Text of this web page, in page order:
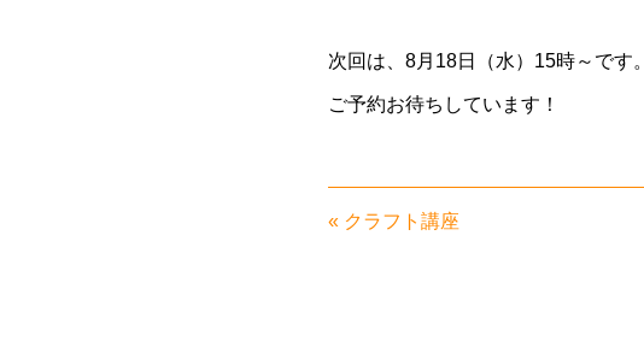
次回は、8月18日（水）15時～です。
ご予約お待ちしています！
« クラフト講座